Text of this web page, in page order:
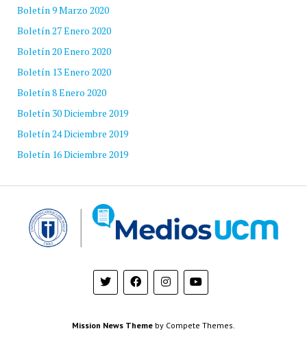
Boletín 9 Marzo 2020
Boletín 27 Enero 2020
Boletín 20 Enero 2020
Boletín 13 Enero 2020
Boletín 8 Enero 2020
Boletín 30 Diciembre 2019
Boletín 24 Diciembre 2019
Boletín 16 Diciembre 2019
Mission News Theme by Compete Themes.